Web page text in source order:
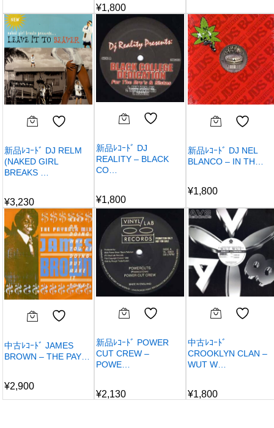
¥1,800
新品ﾚｺｰﾄﾞ DJ RELM
(NAKED GIRL
BREAKS …
¥3,230
新品ﾚｺｰﾄﾞ DJ
REALITY – BLACK
CO…
¥1,800
新品ﾚｺｰﾄﾞ DJ NEL
BLANCO – IN TH…
¥1,800
中古ﾚｺｰﾄﾞ JAMES
BROWN – THE PAY…
¥2,900
新品ﾚｺｰﾄﾞ POWER
CUT CREW –
POWE…
¥2,130
中古ﾚｺｰﾄﾞ
CROOKLYN CLAN –
WUT W…
¥1,800